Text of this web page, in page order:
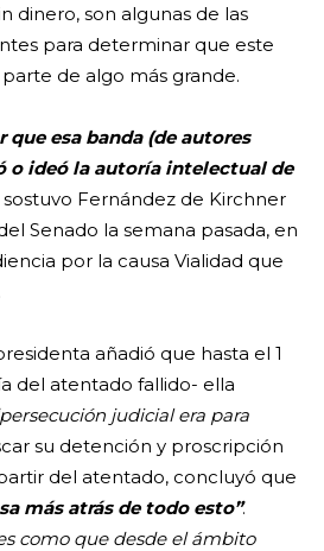
dinero, son algunas de las
para determinar que este
de algo más grande.
que esa banda (de autores
o ideó la autoría intelectual de
sostuvo Fernández de Kirchner
Senado la semana pasada, en
por la causa Vialidad que
añadió que hasta el 1
del atentado fallido- ella
judicial era para
su detención y proscripción
del atentado, concluyó que
más atrás de todo esto”.
como que desde el ámbito